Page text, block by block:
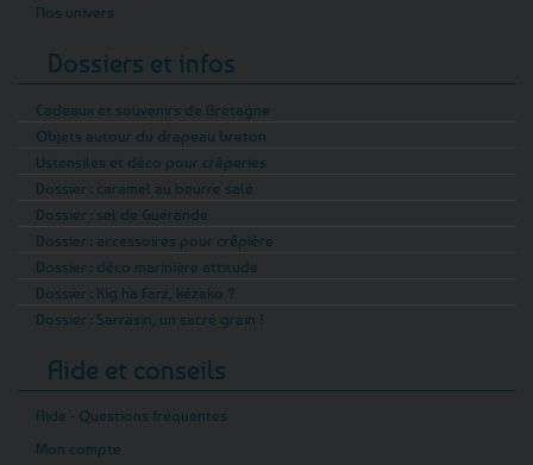
Nos univers
Dossiers et infos
Cadeaux et souvenirs de Bretagne
Objets autour du drapeau breton
Ustensiles et déco pour crêperies
Dossier : caramel au beurre salé
Dossier : sel de Guérande
Dossier : accessoires pour crêpière
Dossier : déco marinière attitude
Dossier : Kig ha Farz, kézako ?
Dossier : Sarrasin, un sacré grain !
Aide et conseils
Aide - Questions fréquentes
Mon compte